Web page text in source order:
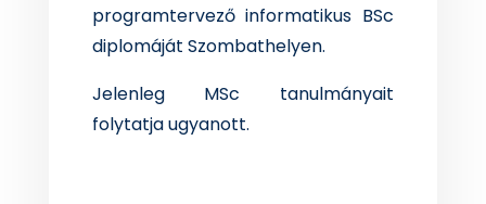
programtervező informatikus BSc
diplomáját Szombathelyen.
Jelenleg MSc tanulmányait
folytatja ugyanott.